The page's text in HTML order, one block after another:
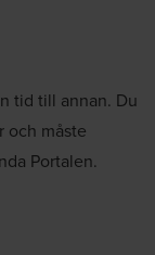
tid till annan. Du
och måste
Portalen.